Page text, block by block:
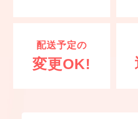
会員ランク
配送予定の
変更OK!